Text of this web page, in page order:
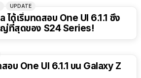
UPDATE
ได้เริ่มทดสอบ One UI 6.1.1 ซึ่ง
ญ่ที่สุดของ S24 Series!
อบ One UI 6.1.1 บน Galaxy Z